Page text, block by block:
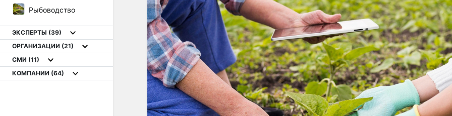
Рыбоводство
ЭКСПЕРТЫ (39)
ОРГАНИЗАЦИИ (21)
СМИ (11)
КОМПАНИИ (64)